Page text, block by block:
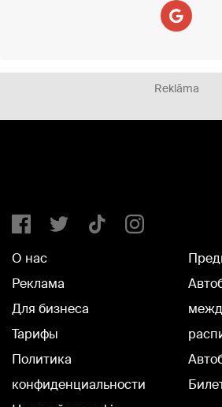
Reklāma
О нас
Реклама
Для бизнеса
Тарифы
Политика
конфиденциальности